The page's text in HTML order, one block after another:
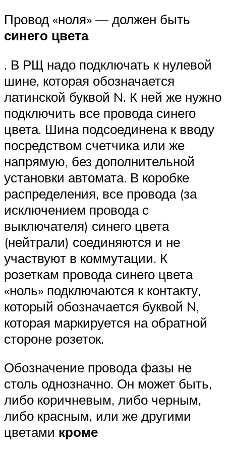
Провод «ноля» — должен быть
синего цвета
. В РЩ надо подключать к нулевой
шине, которая обозначается
латинской буквой N. К ней же нужно
подключить все провода синего
цвета. Шина подсоединена к вводу
посредством счетчика или же
напрямую, без дополнительной
установки автомата. В коробке
распределения, все провода (за
исключением провода с
выключателя) синего цвета
(нейтрали) соединяются и не
участвуют в коммутации. К
розеткам провода синего цвета
«ноль» подключаются к контакту,
который обозначается буквой N,
которая маркируется на обратной
стороне розеток.
Обозначение провода фазы не
столь однозначно. Он может быть,
либо коричневым, либо черным,
либо красным, или же другими
цветами кроме